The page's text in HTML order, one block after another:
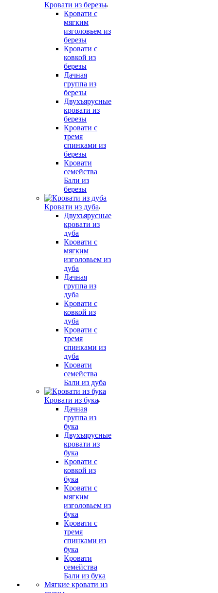
Кровати из березы
Кровати с
мягким
изголовьем из
березы
Кровати с
ковкой из
березы
Дачная
группа из
березы
Двухъярусные
кровати из
березы
Кровати с
тремя
спинками из
березы
Кровати
семейства
Бали из
березы
Кровати из дуба
Двухъярусные
кровати из
дуба
Кровати с
мягким
изголовьем из
дуба
Дачная
группа из
дуба
Кровати с
ковкой из
дуба
Кровати с
тремя
спинками из
дуба
Кровати
семейства
Бали из дуба
Кровати из бука
Дачная
группа из
бука
Двухъярусные
кровати из
бука
Кровати с
ковкой из
бука
Кровати с
мягким
изголовьем из
бука
Кровати с
тремя
спинками из
бука
Кровати
семейства
Бали из бука
Мягкие кровати из